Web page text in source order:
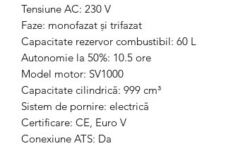
Tensiune AC: 230 V
Faze: monofazat și trifazat
Capacitate rezervor combustibil: 60 L
Autonomie la 50%: 10.5 ore
Model motor: SV1000
Capacitate cilindrică: 999 cm³
Sistem de pornire: electrică
Certificare: CE, Euro V
Conexiune ATS: Da